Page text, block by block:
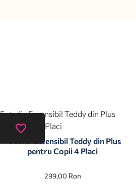
Fotoliu Extensibil Teddy din Plus
pentru Copii 4 Placi
299,00 Ron